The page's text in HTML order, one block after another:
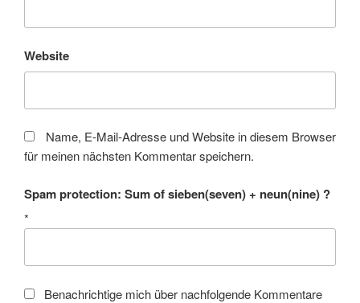
Website
Name, E-Mail-Adresse und Website in diesem Browser
für meinen nächsten Kommentar speichern.
Spam protection: Sum of sieben(seven) + neun(nine) ?
*
Benachrichtige mich über nachfolgende Kommentare